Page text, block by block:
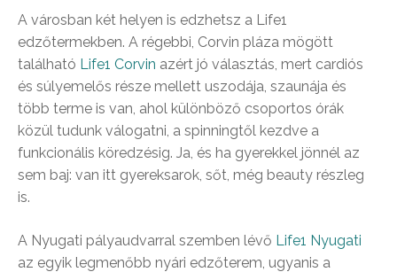
A városban két helyen is edzhetsz a Life1
edzőtermekben. A régebbi, Corvin pláza mögött
található Life1 Corvin azért jó választás, mert cardiós
és súlyemelős része mellett uszodája, szaunája és
több terme is van, ahol különböző csoportos órák
közül tudunk válogatni, a spinningtől kezdve a
funkcionális köredzésig. Ja, és ha gyerekkel jönnél az
sem baj: van itt gyereksarok, sőt, még beauty részleg
is.
A Nyugati pályaudvarral szemben lévő Life1 Nyugati
az egyik legmenőbb nyári edzőterem, ugyanis a